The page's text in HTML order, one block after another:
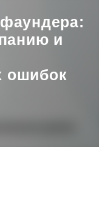
и
ошибок